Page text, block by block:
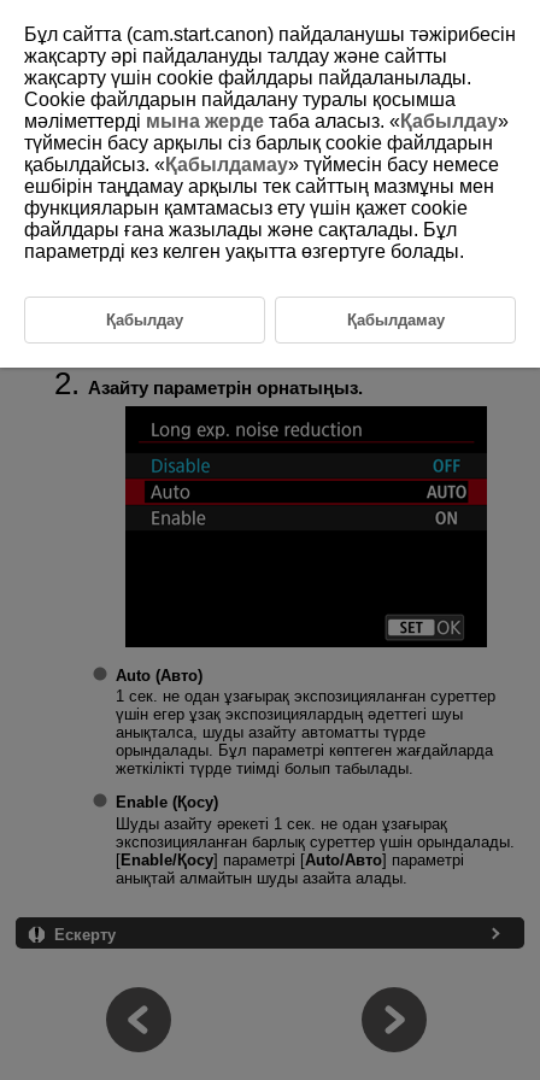
D375-082
Ұзақ экспозиция шуын азайту
Бір секунд немесе одан жай ысырма жылдамдықтарындағы ұзақ
экспозицияларда орын алатын жарық нүктелері немесе жолақ
сияқты шуды азайтуға болады.
:Long exp. noise reduction /
экспозиция шуын азайту
] параметрін (
Азайту параметрін орнатыңыз.
Auto (Авто)
1 сек. не одан ұзағырақ экспозицияланған суреттер
үшін егер ұзақ экспозициялардың әдеттегі шуы
анықталса, шуды азайту автоматты түрде
орындалады. Бұл параметрі көптеген жағдайларда
жеткілікті түрде тиімді болып табылады.
Enable (Қосу)
Шуды азайту әрекеті 1 сек. не одан ұзағырақ
экспозицияланған барлық суреттер үшін орындалады.
[Enablе/Қосу] параметрі [Auto/Авто] параметрі
анықтай алмайтын шуды азайта алады.
Ескерту
Бұл сайтта (cam.start.canon) пайдаланушы тәжірибесін
жақсарту әрі пайдалануды талдау және сайтты
жақсарту үшін сookie файлдары пайдаланылады.
Cookie файлдарын пайдалану туралы қосымша
мәліметтерді мына жерде таба аласыз. «Қабылдау»
түймесін басу арқылы сіз барлық cookie файлдарын
қабылдайсыз. «Қабылдамау» түймесін басу немесе
ешбірін таңдамау арқылы тек сайттың мазмұны мен
функцияларын қамтамасыз ету үшін қажет cookie
файлдары ғана жазылады және сақталады. Бұл
параметрді кез келген уақытта өзгертуге болады.
Қабылдау Қабылдамау